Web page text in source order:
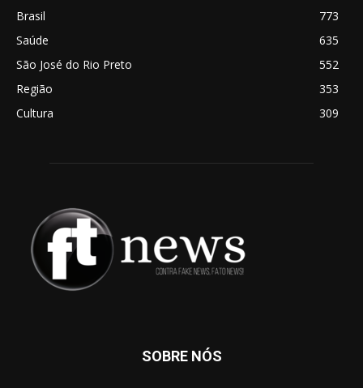
Brasil
773
Saúde
635
São José do Rio Preto
552
Região
353
Cultura
309
SOBRE NÓS